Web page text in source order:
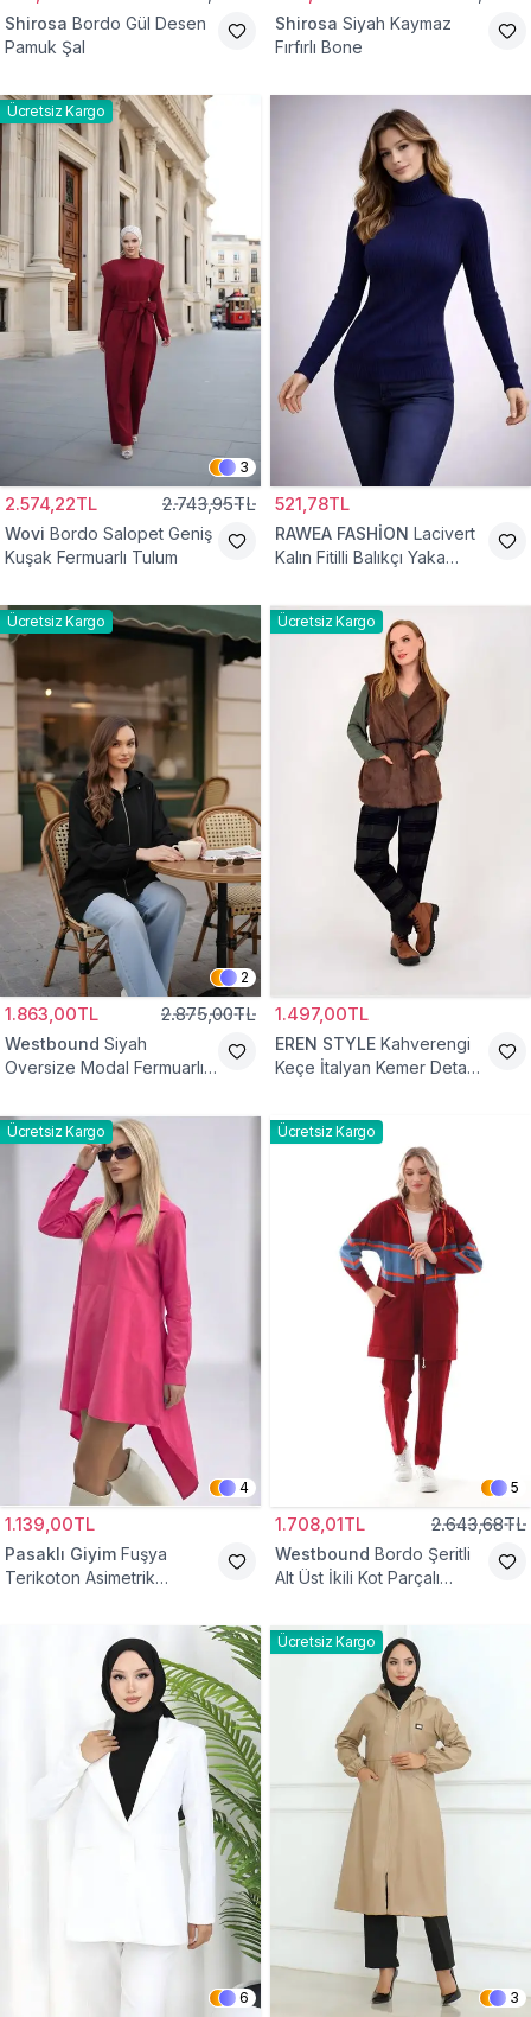
Shirosa Bordo Gül Desen
Pamuk Şal
Shirosa Siyah Kaymaz
Fırfırlı Bone
Ücretsiz Kargo
3
2.574,22TL 2.743,95TL
Wovi Bordo Salopet Geniş
Kuşak Fermuarlı Tulum
521,78TL
RAWEA FASHİON Lacivert
Kalın Fitilli Balıkçı Yaka
Ücretsiz Kargo
2
1.863,00TL 2.875,00TL
Westbound Siyah
Oversize Modal Fermuarlı
Ücretsiz Kargo
1.497,00TL
EREN STYLE Kahverengi
Keçe İtalyan Kemer Detaylı
Ücretsiz Kargo
4
1.139,00TL
Pasaklı Giyim Fuşya
Terikoton Asimetrik
Ücretsiz Kargo
5
1.708,01TL 2.643,68TL
Westbound Bordo Şeritli
Alt Üst İkili Kot Parçalı
6
Ücretsiz Kargo
3